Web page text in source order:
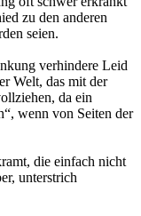
zu den anderen
seien.
verhindere Leid
Welt, das mit der
da ein
wenn von Seiten der
die einfach nicht
unterstrich